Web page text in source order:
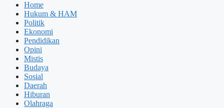
Home
Hukum & HAM
Politik
Ekonomi
Pendidikan
Opini
Mistis
Budaya
Sosial
Daerah
Hiburan
Olahraga